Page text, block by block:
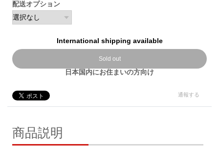
配送オプション
International shipping available
Sold out
日本国内にお住まいの方向け
通報する
商品説明